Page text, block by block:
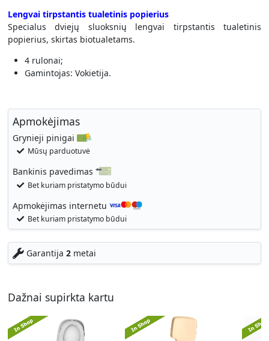
Lengvai tirpstantis tualetinis popierius
Specialus dviejų sluoksnių lengvai tirpstantis tualetinis
popierius, skirtas biotualetams.
4 rulonai;
Gamintojas: Vokietija.
Apmokėjimas
Grynieji pinigai
Mūsų parduotuvė
Bankinis pavedimas
Bet kuriam pristatymo būdui
Apmokėjimas internetu
Bet kuriam pristatymo būdui
Garantija 2metai
Dažnai supirkta kartu